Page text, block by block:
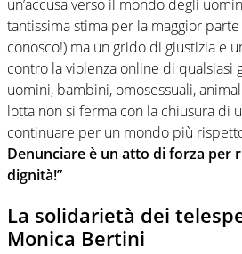
un’accusa verso il mondo degli
tantissima stima per la maggior
conosco!) ma un grido di giustizia e
contro la violenza online di qualsiasi
uomini, bambini, omosessuali,
lotta non si ferma con la chiusura di
continuare per un mondo più
Denunciare è un atto di forza per
dignità!”
La solidarietà dei
Monica Bertini